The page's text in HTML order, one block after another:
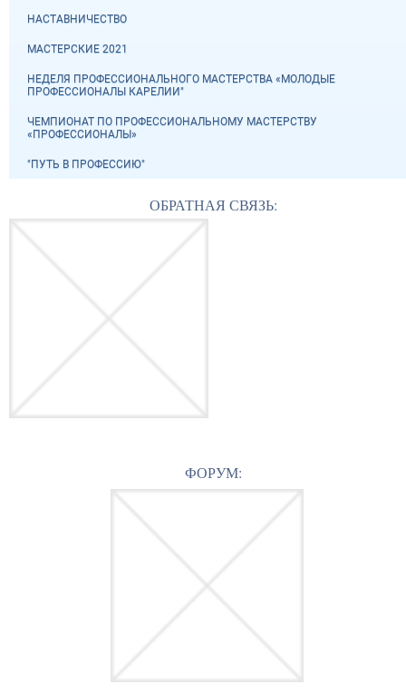
НАСТАВНИЧЕСТВО
МАСТЕРСКИЕ 2021
НЕДЕЛЯ ПРОФЕССИОНАЛЬНОГО МАСТЕРСТВА «МОЛОДЫЕ
ПРОФЕССИОНАЛЫ КАРЕЛИИ"
ЧЕМПИОНАТ ПО ПРОФЕССИОНАЛЬНОМУ МАСТЕРСТВУ
«ПРОФЕССИОНАЛЫ»
"ПУТЬ В ПРОФЕССИЮ"
ОБРАТНАЯ СВЯЗЬ:
ФОРУМ: